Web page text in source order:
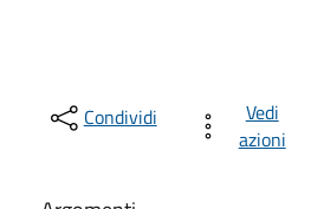
Condividi
Vedi
azioni